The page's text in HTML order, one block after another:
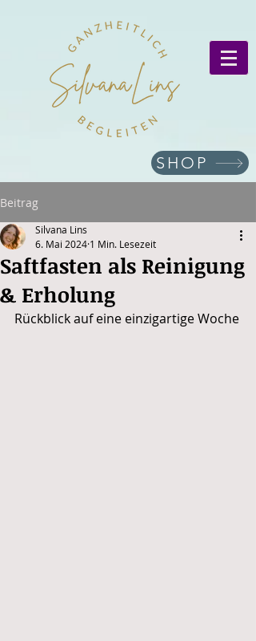
SHOP
Beitrag
Saftfasten als Reinigung
& Erholung
Silvana Lins
6. Mai 2024 1 Min. Lesezeit
Rückblick auf eine einzigartige Woche